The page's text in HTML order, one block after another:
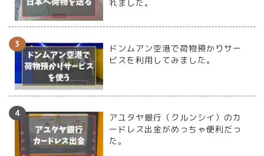
れました。
ドンムアン空港で荷物預かりサー
ビスを利用してみました。
アユタヤ銀行（クルンシイ）のカ
ードレス出金がめっちゃ便利だっ
た。